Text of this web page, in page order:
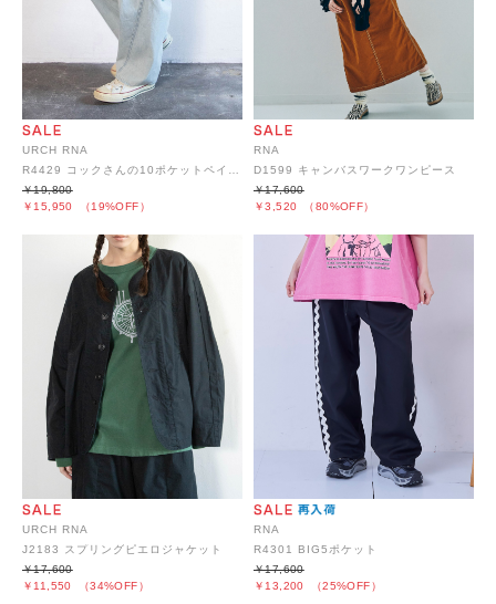
URCH RNA
R4429 コックさんの10ポケットペインターパンツ
￥15,950 （19%OFF）
￥19,800
RNA
D1599 キャンバスワークワンピース
￥3,520 （80%OFF）
￥17,600
URCH RNA
J2183 スプリングピエロジャケット
￥11,550 （34%OFF）
￥17,600
RNA
R4301 BIG5ポケット
￥13,200 （25%OFF）
￥17,600